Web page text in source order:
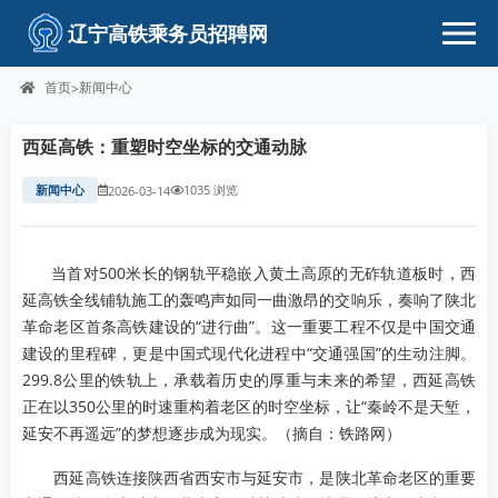
辽宁高铁乘务员招聘网
首页>新闻中心
西延高铁：重塑时空坐标的交通动脉
新闻中心 2026-03-14 1035 浏览
当首对500米长的钢轨平稳嵌入黄土高原的无砟轨道板时，西
延高铁全线铺轨施工的轰鸣声如同一曲激昂的交响乐，奏响了陕北
革命老区首条高铁建设的“进行曲”。这一重要工程不仅是中国交通
建设的里程碑，更是中国式现代化进程中“交通强国”的生动注脚。
299.8公里的铁轨上，承载着历史的厚重与未来的希望，西延高铁
正在以350公里的时速重构着老区的时空坐标，让“秦岭不是天堑，
延安不再遥远”的梦想逐步成为现实。（摘自：铁路网）
西延高铁连接陕西省西安市与延安市，是陕北革命老区的重要